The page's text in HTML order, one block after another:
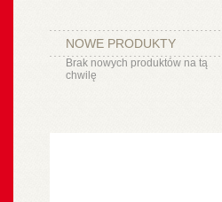
NOWE PRODUKTY
Brak nowych produktów na tą
chwilę